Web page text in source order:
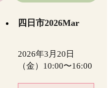
四日市2026Mar
2026年3月20日
（金）10:00〜16:00